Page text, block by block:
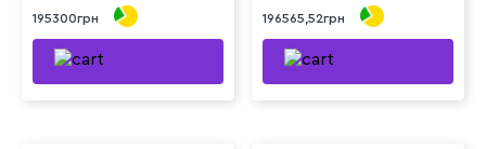
195300грн 196565,52грн